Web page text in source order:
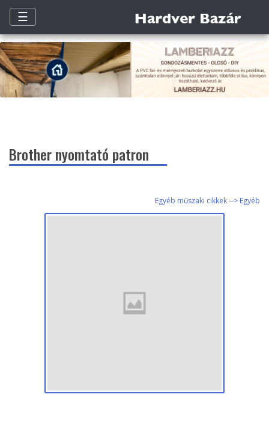
☰
Brother nyomtató patron
Egyéb műszaki cikkek --> Egyéb